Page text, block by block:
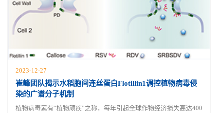
2023-12-27
崔峰团队揭示水稻胞间连丝蛋白Flotillin1调控植物病毒侵
染的广谱分子机制
植物病毒素有“植物顽疾”之称，每年引起全球作物经济损失高达400